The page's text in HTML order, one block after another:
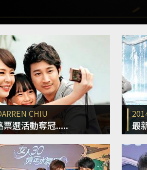
CHIU
選活動奪冠..... 最